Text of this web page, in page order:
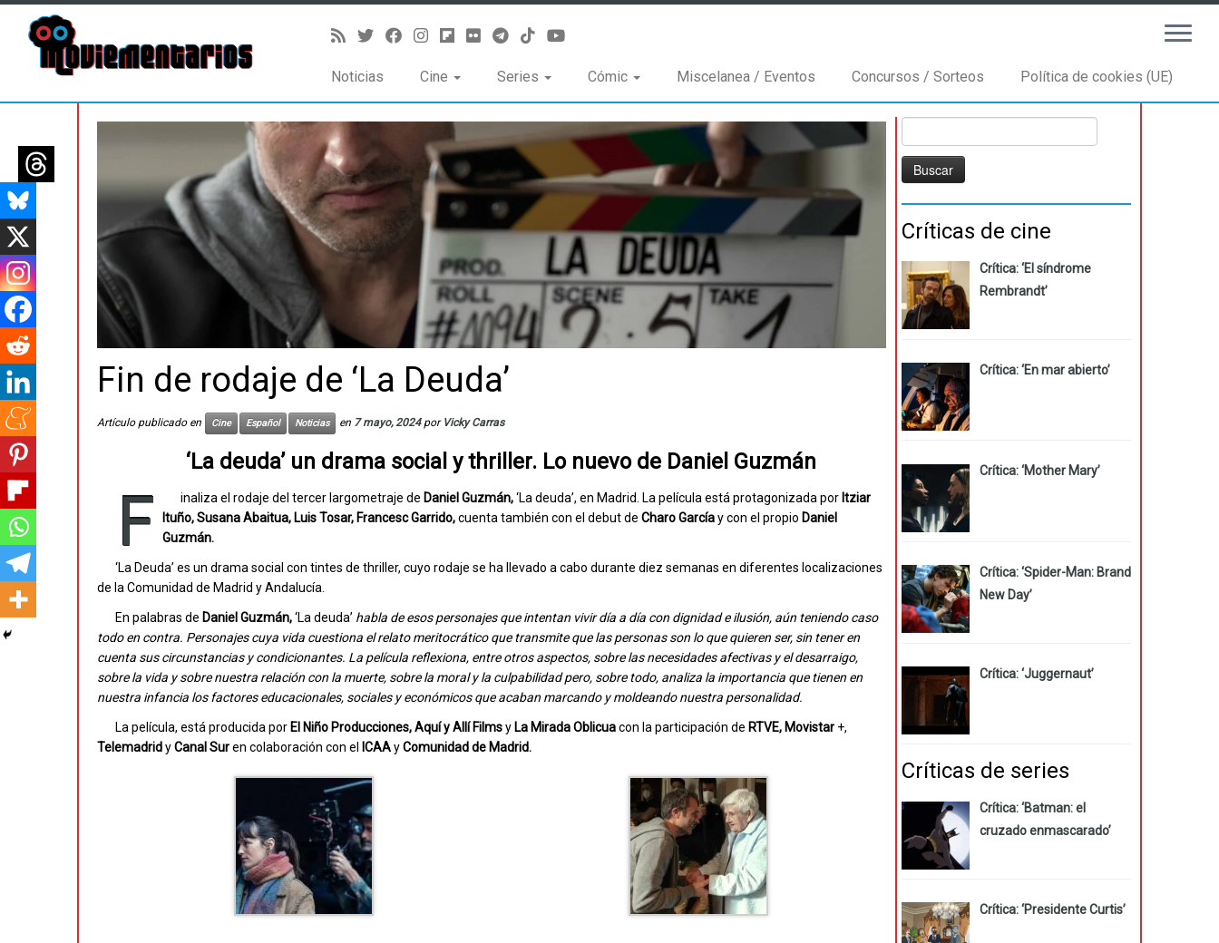
contenido
Noticias Cine Series Cómic Miscelanea / Eventos Concursos / Sorteos Política de cookies (UE)
Fin de rodaje de ‘La Deuda’
Artículo publicado en Cine Español Noticias en 7 mayo, 2024 por Vicky Carras
‘La deuda’ un drama social y thriller. Lo nuevo de Daniel Guzmán
F inaliza el rodaje del tercer largometraje de Daniel Guzmán,‘La deuda’, en Madrid. La película está protagonizada por Itziar
Ituño, Susana Abaitua, Luis Tosar, Francesc Garrido,cuenta también con el debut de Charo Garcíay con el propio Daniel
Guzmán.
‘La Deuda’ es un drama social con tintes de thriller, cuyo rodaje se ha llevado a cabo durante diez semanas en diferentes localizaciones
de la Comunidad de Madrid y Andalucía.
En palabras de Daniel Guzmán,‘La deuda’ habla de esos personajes que intentan vivir día a día con dignidad e ilusión, aún teniendo caso
todo en contra. Personajes cuya vida cuestiona el relato meritocrático que transmite que las personas son lo que quieren ser, sin tener en
cuenta sus circunstancias y condicionantes. La película reflexiona, entre otros aspectos, sobre las necesidades afectivas y el desarraigo,
sobre la vida y sobre nuestra relación con la muerte, sobre la moral y la culpabilidad pero, sobre todo, analiza la importancia que tienen en
nuestra infancia los factores educacionales, sociales y económicos que acaban marcando y moldeando nuestra personalidad.
La película, está producida por El Niño Producciones,Aquí y Allí Filmsy La Mirada Oblicuacon la participación de RTVE, Movistar +,
TelemadridyCanal Suren colaboración con el ICAAyComunidad de Madrid.
Críticas de cine
Crítica: ‘El síndrome
Rembrandt’
Crítica: ‘En mar abierto’
Crítica: ‘Mother Mary’
Crítica: ‘Spider-Man: Brand
New Day’
Crítica: ‘Juggernaut’
Críticas de series
Crítica: ‘Batman: el
cruzado enmascarado’
Crítica: ‘Presidente Curtis’